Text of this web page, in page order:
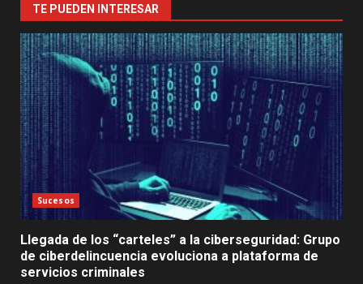
TE PUEDEN INTERESAR
Sucesos
Llegada de los “carteles” a la ciberseguridad: Grupo
de ciberdelincuencia evoluciona a plataforma de
servicios criminales